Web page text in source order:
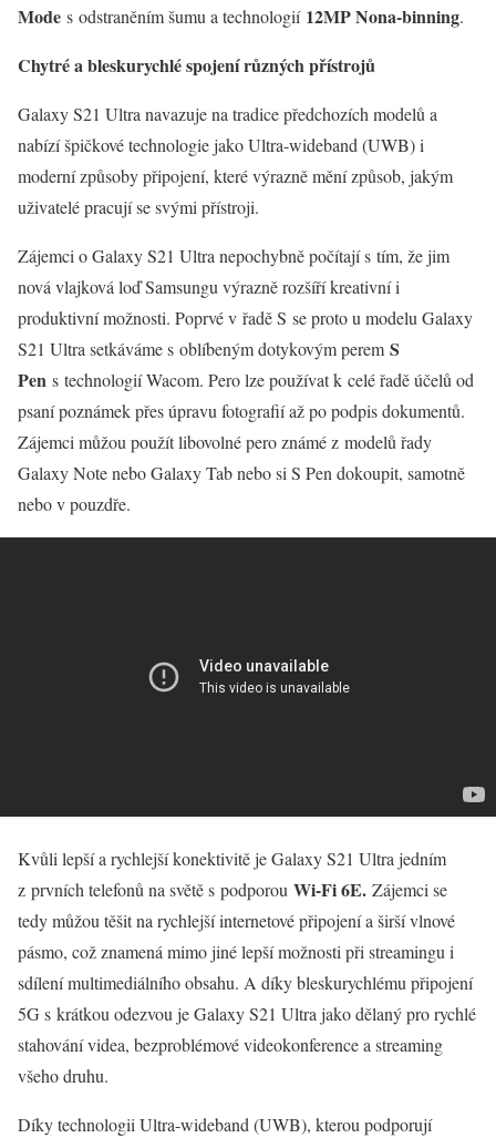
Mode s odstraněním šumu a technologií 12MP Nona-binning.
Chytré a bleskurychlé spojení různých přístrojů
Galaxy S21 Ultra navazuje na tradice předchozích modelů a
nabízí špičkové technologie jako Ultra-wideband (UWB) i
moderní způsoby připojení, které výrazně mění způsob, jakým
uživatelé pracují se svými přístroji.
Zájemci o Galaxy S21 Ultra nepochybně počítají s tím, že jim
nová vlajková loď Samsungu výrazně rozšíří kreativní i
produktivní možnosti. Poprvé v řadě S se proto u modelu Galaxy
S21 Ultra setkáváme s oblíbeným dotykovým perem S
Pen s technologií Wacom. Pero lze používat k celé řadě účelů od
psaní poznámek přes úpravu fotografií až po podpis dokumentů.
Zájemci můžou použít libovolné pero známé z modelů řady
Galaxy Note nebo Galaxy Tab nebo si S Pen dokoupit, samotně
nebo v pouzdře.
Kvůli lepší a rychlejší konektivitě je Galaxy S21 Ultra jedním
z prvních telefonů na světě s podporou Wi-Fi 6E. Zájemci se
tedy můžou těšit na rychlejší internetové připojení a širší vlnové
pásmo, což znamená mimo jiné lepší možnosti při streamingu i
sdílení multimediálního obsahu. A díky bleskurychlému připojení
5G s krátkou odezvou je Galaxy S21 Ultra jako dělaný pro rychlé
stahování videa, bezproblémové videokonference a streaming
všeho druhu.
Díky technologii Ultra-wideband (UWB), kterou podporují